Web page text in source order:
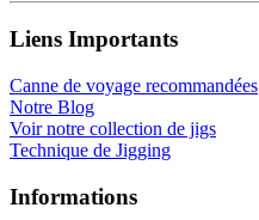
Liens Importants
Canne de voyage recommandées
Notre Blog
Voir notre collection de jigs
Technique de Jigging
Informations